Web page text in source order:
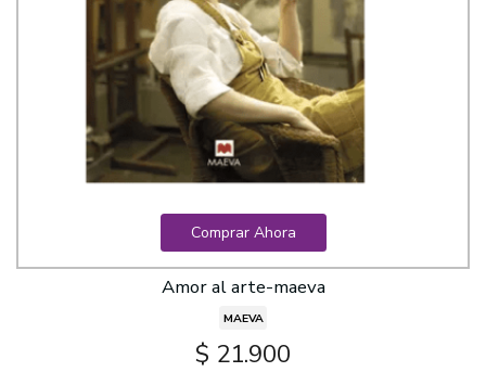
Comprar Ahora
Amor al arte-maeva
MAEVA
$ 21.900